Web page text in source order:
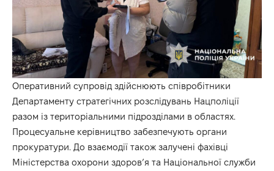
Оперативний супровід здійснюють співробітники
Департаменту стратегічних розслідувань Нацполіції
разом із територіальними підрозділами в областях.
Процесуальне керівництво забезпечують органи
прокуратури. До взаємодії також залучені фахівці
Міністерства охорони здоров’я та Національної служби